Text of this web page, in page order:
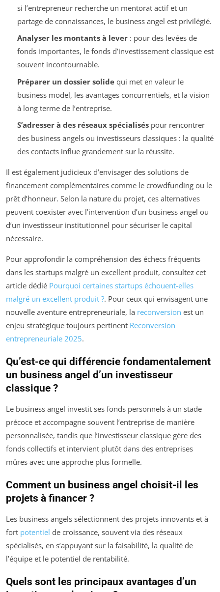
si l’entrepreneur recherche un mentorat actif et un
partage de connaissances, le business angel est privilégié.
Analyser les montants à lever: pour des levées de
fonds importantes, le fonds d’investissement classique est
souvent incontournable.
Préparer un dossier solidequi met en valeur le
business model, les avantages concurrentiels, et la vision
à long terme de l’entreprise.
S’adresser à des réseaux spécialiséspour rencontrer
des business angels ou investisseurs classiques : la qualité
des contacts influe grandement sur la réussite.
Il est également judicieux d’envisager des solutions de
financement complémentaires comme le crowdfunding ou le
prêt d’honneur. Selon la nature du projet, ces alternatives
peuvent coexister avec l’intervention d’un business angel ou
d’un investisseur institutionnel pour sécuriser le capital
nécessaire.
Pour approfondir la compréhension des échecs fréquents
dans les startups malgré un excellent produit, consultez cet
article dédié Pourquoi certaines startups échouent-elles
malgré un excellent produit ?. Pour ceux qui envisagent une
nouvelle aventure entrepreneuriale, la reconversion est un
enjeu stratégique toujours pertinent Reconversion
entrepreneuriale 2025.
Qu’est-ce qui différencie fondamentalement
un business angel d’un investisseur
classique ?
Le business angel investit ses fonds personnels à un stade
précoce et accompagne souvent l’entreprise de manière
personnalisée, tandis que l’investisseur classique gère des
fonds collectifs et intervient plutôt dans des entreprises
mûres avec une approche plus formelle.
Comment un business angel choisit-il les
projets à financer ?
Les business angels sélectionnent des projets innovants et à
fort potentiel de croissance, souvent via des réseaux
spécialisés, en s’appuyant sur la faisabilité, la qualité de
l’équipe et le potentiel de rentabilité.
Quels sont les principaux avantages d’un